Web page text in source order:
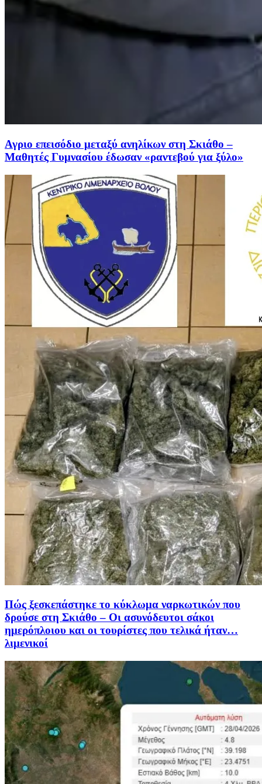
Αγριο επεισόδιο μεταξύ ανηλίκων στη Σκιάθο –
Μαθητές Γυμνασίου έδωσαν «ραντεβού για ξύλο»
Πώς ξεσκεπάστηκε το κύκλωμα ναρκωτικών που
δρούσε στη Σκιάθο – Οι ασυνόδευτοι σάκοι
ημερόπλοιου και οι τουρίστες που τελικά ήταν…
λιμενικοί